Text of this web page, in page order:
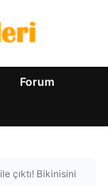
Forum
çıktı! Bikinisini